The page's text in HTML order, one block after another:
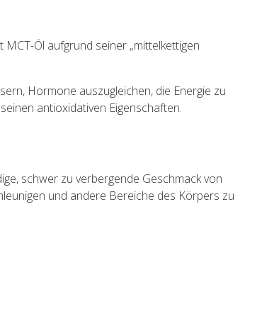
Öl aufgrund seiner „mittelkettigen
Hormone auszugleichen, die Energie zu
antioxidativen Eigenschaften.
schwer zu verbergende Geschmack von
und andere Bereiche des Körpers zu